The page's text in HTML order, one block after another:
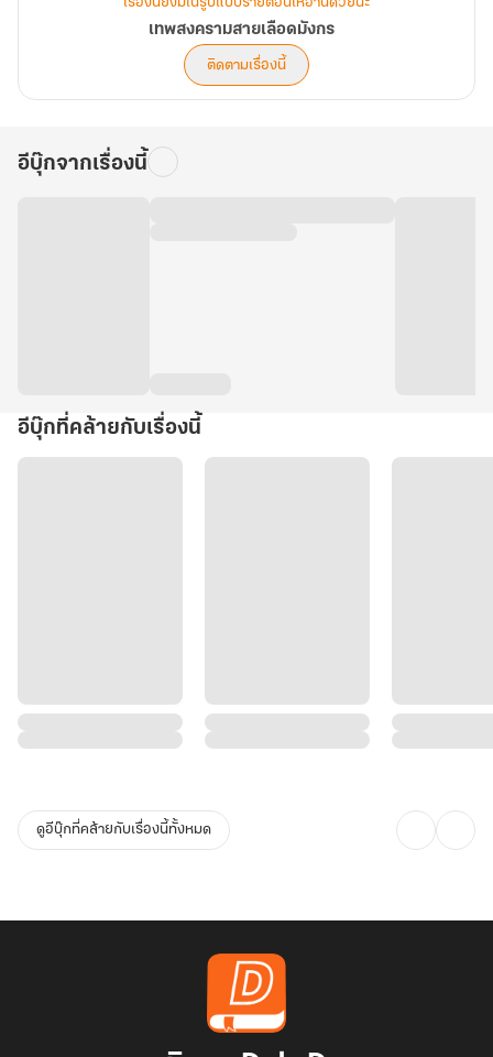
เทพสงครามสายเลือดมังกร
ติดตามเรื่องนี้
อีบุ๊กจากเรื่องนี้
อีบุ๊กที่คล้ายกับเรื่องนี้
ดูอีบุ๊กที่คล้ายกับเรื่องนี้ทั้งหมด